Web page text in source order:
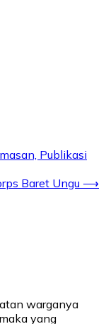
Publikasi
Baret Ungu ⟶
warganya
yang